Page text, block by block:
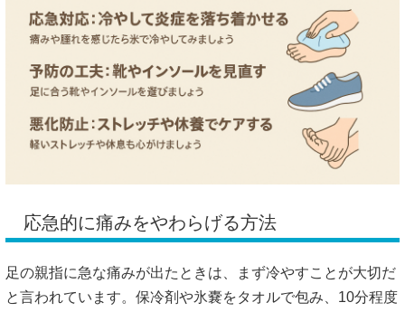
応急的に痛みをやわらげる方法
足の親指に急な痛みが出たときは、まず冷やすことが大切だ
と言われています。保冷剤や氷嚢をタオルで包み、10分程度